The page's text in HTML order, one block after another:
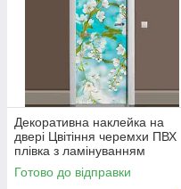
Декоративна наклейка на
двері Цвітіння черемхи ПВХ
плівка з ламінуванням
600х1800 мм квіти Блакитний
Готово до відправки